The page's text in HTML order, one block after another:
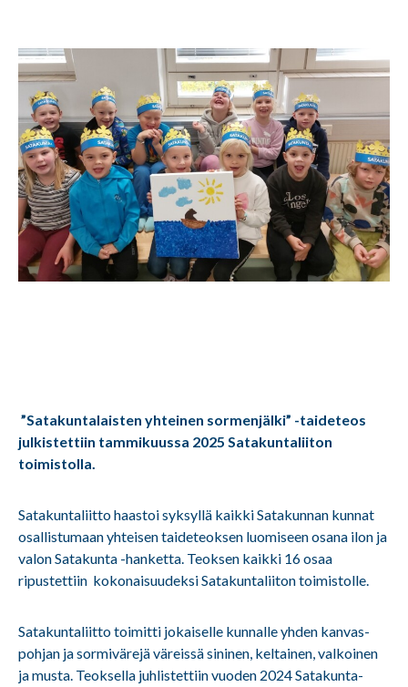
”Satakuntalaisten yhteinen sormenjälki” -taideteos
julkistettiin tammikuussa 2025 Satakuntaliiton
toimistolla.
Satakuntaliitto haastoi syksyllä kaikki Satakunnan kunnat
osallistumaan yhteisen taideteoksen luomiseen osana ilon ja
valon Satakunta -hanketta. Teoksen kaikki 16 osaa
ripustettiin kokonaisuudeksi Satakuntaliiton toimistolle.
Satakuntaliitto toimitti jokaiselle kunnalle yhden kanvas-
pohjan ja sormivärejä väreissä sininen, keltainen, valkoinen
ja musta. Teoksella juhlistettiin vuoden 2024 Satakunta-